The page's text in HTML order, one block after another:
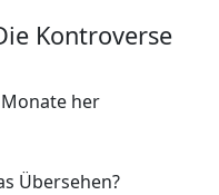
Kontroverse
Monate her
Übersehen?